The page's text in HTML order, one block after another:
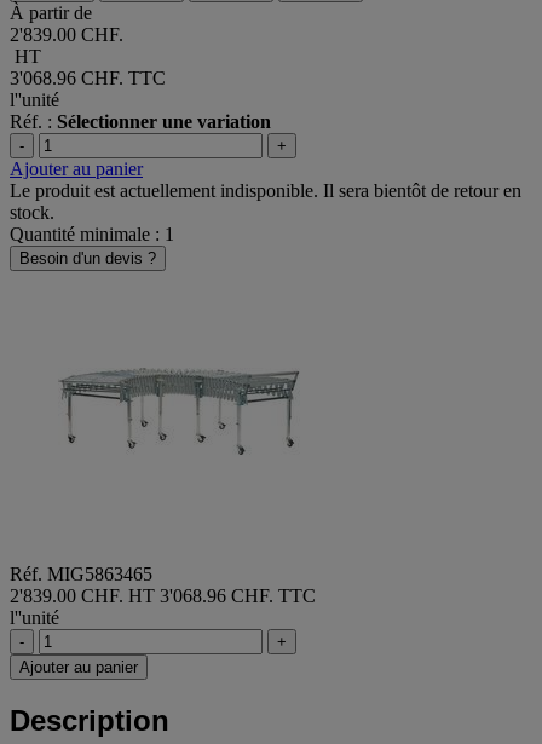
À partir de
2'839.00 CHF.
HT
3'068.96 CHF. TTC
l''unité
Réf. : Sélectionner une variation
- +
Ajouter au panier
Le produit est actuellement indisponible. Il sera bientôt de retour en
stock.
Quantité minimale : 1
Besoin d'un devis ?
Réf. MIG5863465
2'839.00 CHF. HT 3'068.96 CHF. TTC
l''unité
-
+
Ajouter au panier
Description